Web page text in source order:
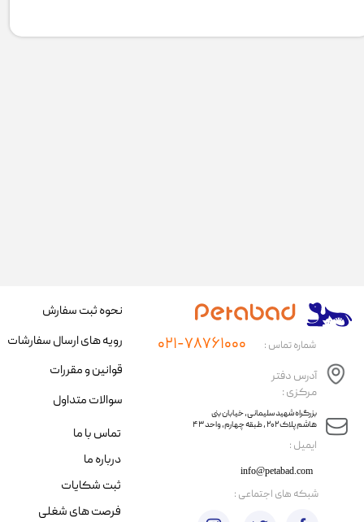
​ایمیل :
آدرس دفتر
مرکزی :
info@petabad.com
​​بزرگراه شهید سلیمانی، خیابان بنی
هاشم پلاک ۲۰۲ ، طبقه چهارم، واحد ۴۳
شماره تماس : ۰۲۱-۷۸۷۶۱۰۰۰
نحوه ثبت سفارش
رویه های ارسال سفارشات
قوانین و مقررات
سوالات متداول
تماس با ما
درباره ما
ثبت شکایات
فرصت های شغلی
​شبکه های اجتماعی :